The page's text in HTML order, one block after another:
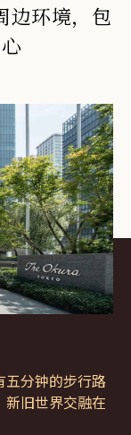
边环境，包
五分钟的步行路
旧世界交融在